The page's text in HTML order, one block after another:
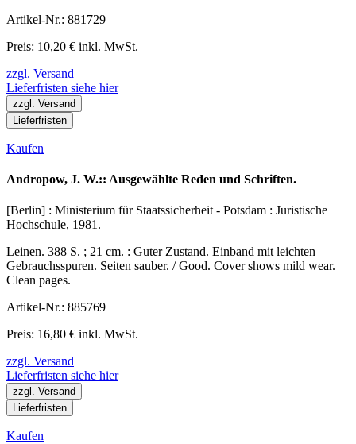
Artikel-Nr.: 881729
Preis: 10,20 € inkl. MwSt.
zzgl. Versand
Lieferfristen siehe hier
zzgl. Versand
Lieferfristen
Kaufen
Andropow, J. W.:: Ausgewählte Reden und Schriften.
[Berlin] : Ministerium für Staatssicherheit - Potsdam : Juristische
Hochschule, 1981.
Leinen. 388 S. ; 21 cm. : Guter Zustand. Einband mit leichten
Gebrauchsspuren. Seiten sauber. / Good. Cover shows mild wear.
Clean pages.
Artikel-Nr.: 885769
Preis: 16,80 € inkl. MwSt.
zzgl. Versand
Lieferfristen siehe hier
zzgl. Versand
Lieferfristen
Kaufen